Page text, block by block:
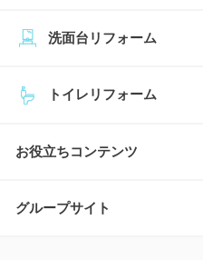
トイレリフォーム
洗面台リフォーム
お役立ちコンテンツ
グループサイト